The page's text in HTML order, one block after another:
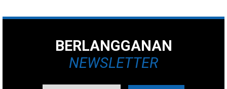
BERLANGGANAN
NEWSLETTER